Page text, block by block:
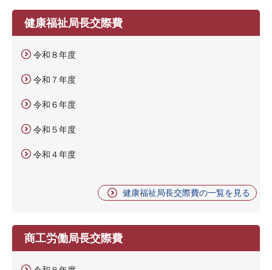
健康福祉局長交際費
令和８年度
令和７年度
令和６年度
令和５年度
令和４年度
健康福祉局長交際費の一覧を見る
商工労働局長交際費